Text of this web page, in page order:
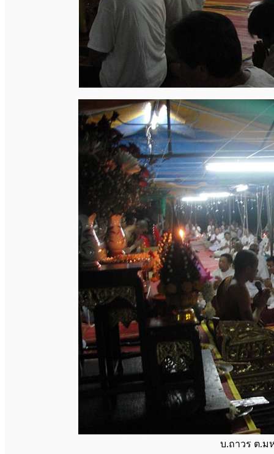
บ.ถาวร ต.ม